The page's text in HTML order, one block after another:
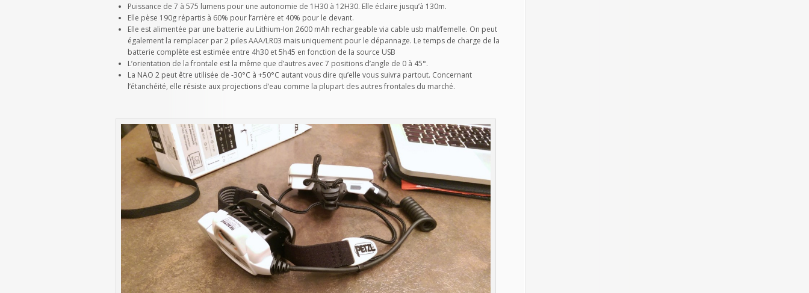
Puissance de 7 à 575 lumens pour une autonomie de 1H30 à 12H30. Elle éclaire jusqu’à 130m.
Elle pèse 190g répartis à 60% pour l’arrière et 40% pour le devant.
Elle est alimentée par une batterie au Lithium-Ion 2600 mAh rechargeable via cable usb mal/femelle. On peut
également la remplacer par 2 piles AAA/LR03 mais uniquement pour le dépannage. Le temps de charge de la
batterie complète est estimée entre 4h30 et 5h45 en fonction de la source USB
L’orientation de la frontale est la même que d’autres avec 7 positions d’angle de 0 à 45°.
La NAO 2 peut être utilisée de -30°C à +50°C autant vous dire qu’elle vous suivra partout. Concernant
l’étanchéité, elle résiste aux projections d’eau comme la plupart des autres frontales du marché.